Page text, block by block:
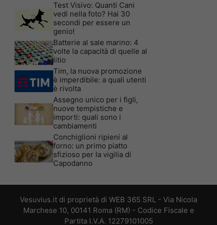
Test Visivo: Quanti Cani
vedi nella foto? Hai 30
secondi per essere un
genio!
Batterie al sale marino: 4
volte la capacità di quelle al
litio
Tim, la nuova promozione
è imperdibile: a quali utenti
è rivolta
Assegno unico per i figli,
nuove tempistiche e
importi: quali sono i
cambiamenti
Conchiglioni ripieni al
forno: un primo piatto
sfizioso per la vigilia di
Capodanno
Vesuvius.it di proprietà di WEB 365 SRL - Via Nicola
Marchese 10, 00141 Roma (RM) - Codice Fiscale e
Partita I.V.A. 12279101005